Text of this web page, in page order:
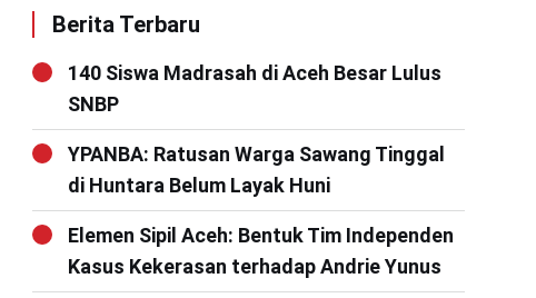
Berita Terbaru
140 Siswa Madrasah di Aceh Besar Lulus
SNBP
YPANBA: Ratusan Warga Sawang Tinggal
di Huntara Belum Layak Huni
Elemen Sipil Aceh: Bentuk Tim Independen
Kasus Kekerasan terhadap Andrie Yunus